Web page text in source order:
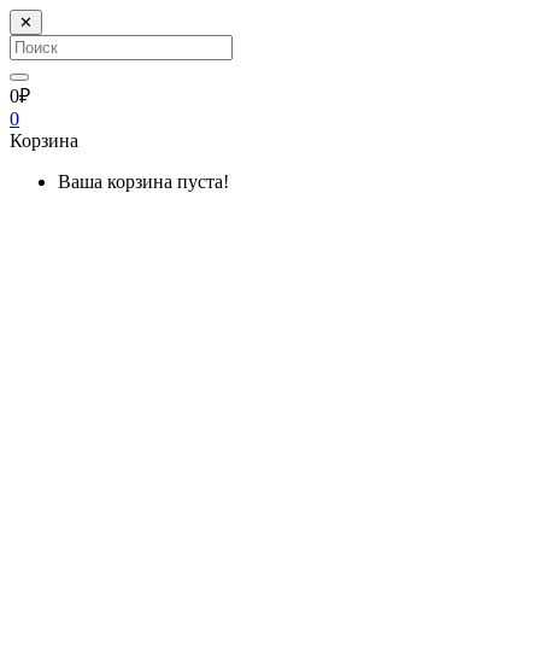
✕
0₽
0
Корзина
Ваша корзина пуста!